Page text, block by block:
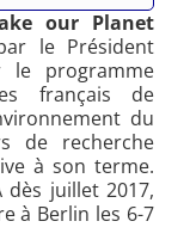
our Planet
le Président
le programme
français de
du
de recherche
à son terme.
dès juillet 2017,
à Berlin les 6-7